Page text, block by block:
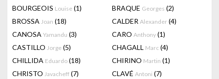
BOURGEOIS Louise (1) BRAQUE Georges (2)
BROSSA Joan (18) CALDER Alexander (4)
CANOSA Yamandu (3) CARO Anthony (1)
CASTILLO Jorge (5) CHAGALL Marc (4)
CHILLIDA Eduardo (18) CHIRINO Martin (1)
CHRISTO Javacheff (7) CLAVÉ Antoni (7)